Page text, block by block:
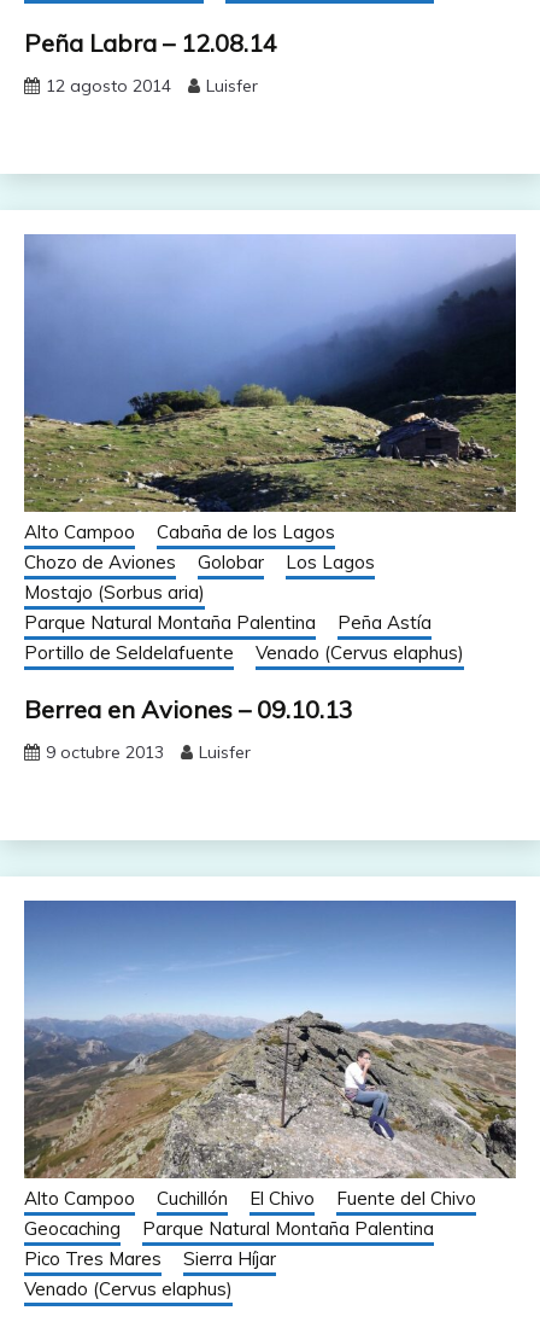
Peña Labra – 12.08.14
12 agosto 2014 Luisfer
Alto Campoo
Cabaña de los Lagos
Chozo de Aviones
Golobar
Los Lagos
Mostajo (Sorbus aria)
Parque Natural Montaña Palentina
Peña Astía
Portillo de Seldelafuente
Venado (Cervus elaphus)
Berrea en Aviones – 09.10.13
9 octubre 2013 Luisfer
Alto Campoo Cuchillón El Chivo
Fuente del Chivo
Geocaching
Parque Natural Montaña Palentina
Pico Tres Mares
Sierra Híjar
Venado (Cervus elaphus)